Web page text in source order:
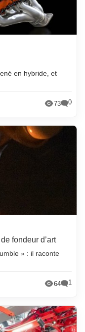
en hybride, et
73 0
fondeur d’art
» : il raconte
64 1